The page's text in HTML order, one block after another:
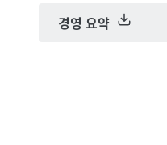
경영 요약